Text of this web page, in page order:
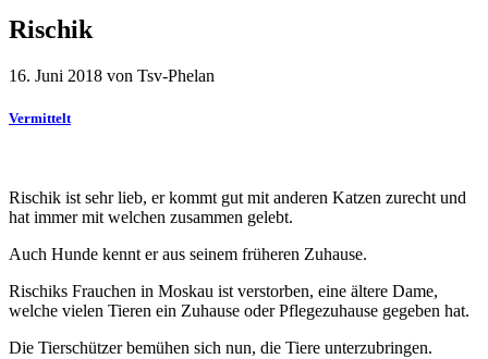
Rischik
16. Juni 2018 von Tsv-Phelan
Vermittelt
Rischik ist sehr lieb, er kommt gut mit anderen Katzen zurecht und
hat immer mit welchen zusammen gelebt.
Auch Hunde kennt er aus seinem früheren Zuhause.
Rischiks Frauchen in Moskau ist verstorben, eine ältere Dame,
welche vielen Tieren ein Zuhause oder Pflegezuhause gegeben hat.
Die Tierschützer bemühen sich nun, die Tiere unterzubringen.